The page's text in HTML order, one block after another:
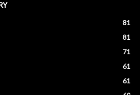
81
81
71
61
61